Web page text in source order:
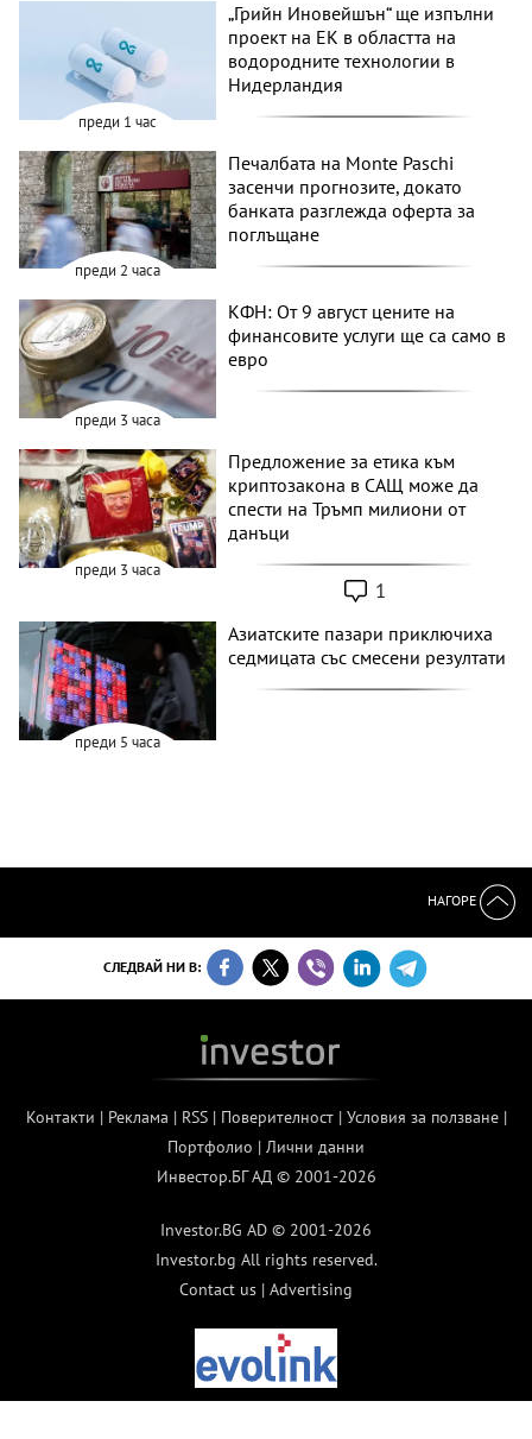
преди 1 час
„Грийн Иновейшън“ ще изпълни
проект на ЕК в областта на
водородните технологии в
Нидерландия
преди 2 часа
Печалбата на Monte Paschi
засенчи прогнозите, докато
банката разглежда оферта за
поглъщане
преди 3 часа
КФН: От 9 август цените на
финансовите услуги ще са само в
евро
преди 3 часа
Предложение за етика към
криптозакона в САЩ може да
спести на Тръмп милиони от
данъци
1
преди 5 часа
Азиатските пазари приключиха
седмицата със смесени резултати
НАГОРЕ
СЛЕДВАЙ НИ В:
Контакти | Реклама | RSS| Поверителност| Условия за ползване|
Портфолио | Лични данни
Инвестор.БГ АД © 2001-2026
Investor.BG AD © 2001-2026
Investor.bg All rights reserved.
Contact us | Advertising